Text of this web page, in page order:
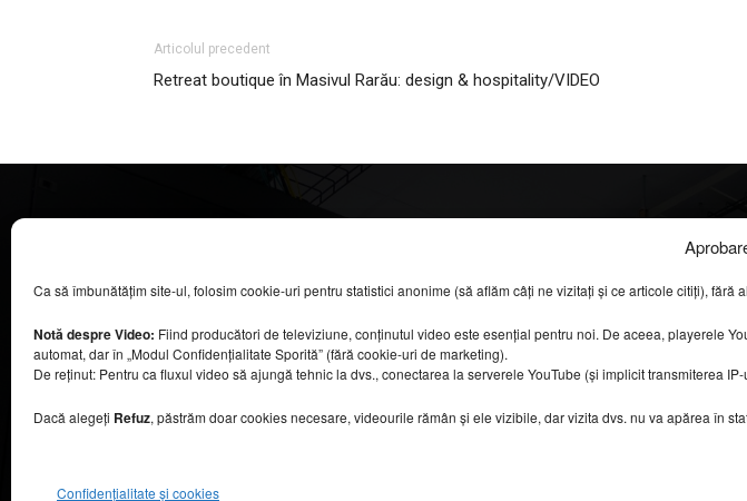
Ca să îmbunătățim site-ul, folosim cookie-uri pentru statistici anonime (să aflăm câți ne vizitați și ce articole citiți), fără
Notă despre Video: Fiind producători de televiziune, conținutul video este esențial pentru noi. De aceea, playerele
automat, dar în „Modul Confidențialitate Sporită” (fără cookie-uri de marketing).
De reținut: Pentru ca fluxul video să ajungă tehnic la dvs., conectarea la serverele YouTube (și implicit transmiterea
Dacă alegeți Refuz, păstrăm doar cookies necesare, videourile rămân și ele vizibile, dar vizita dvs. nu va apărea în
Confidențialitate și cookies
Articolul precedent
Retreat boutique în Masivul Rarău: design & hospitality/VIDEO
COOL MEDIA BROADCASTING & EVENTS SRL.
Toate drepturile rezervate.
Contacte în secțiunea „Despre noi”.
Urmăriți emisiunea Casa Magazin pe Digi24,
sâmbătă, de la ora 9:30.
Info
DESPRE NOI